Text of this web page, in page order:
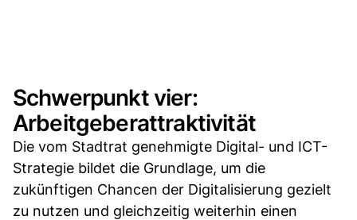
Schwerpunkt vier:
Arbeitgeberattraktivität
Die vom Stadtrat genehmigte Digital- und ICT-
Strategie bildet die Grundlage, um die
zukünftigen Chancen der Digitalisierung gezielt
zu nutzen und gleichzeitig weiterhin einen